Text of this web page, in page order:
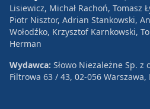
Lisiewicz, Michał Rachoń, Tomasz
Piotr Nisztor, Adrian Stankowski,
Wołodźko, Krzysztof Karnkowski,
Herman
Wydawca: Słowo Niezależne Sp. z
Filtrowa 63 / 43, 02-056 Warszawa,